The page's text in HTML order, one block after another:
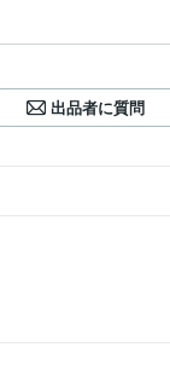
出品者に質問